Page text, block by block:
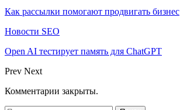
Как рассылки помогают продвигать бизнес
Новости SEO
Open AI тестирует память для ChatGPT
Prev Next
Комментарии закрыты.